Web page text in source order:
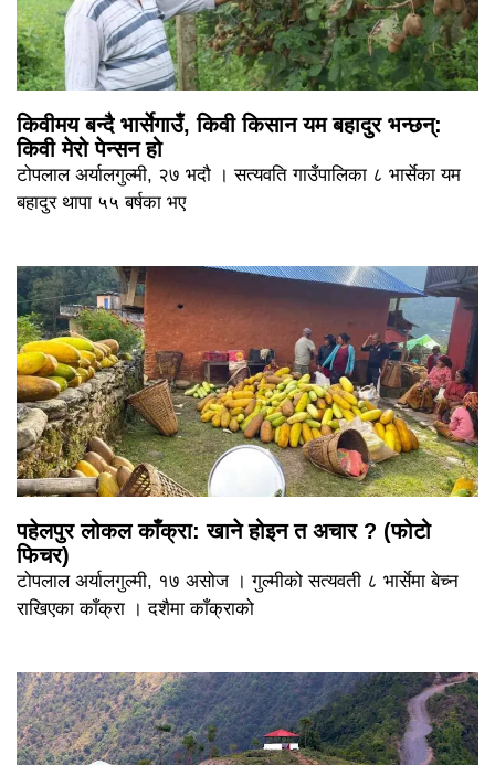
किवीमय बन्दै भार्सेगाउँ, किवी किसान यम बहादुर भन्छन्:
किवी मेरो पेन्सन हो
टोपलाल अर्यालगुल्मी, २७ भदौ । सत्यवति गाउँपालिका ८ भार्सेका यम
बहादुर थापा ५५ बर्षका भए
पहेलपुर लोकल काँक्रा: खाने होइन त अचार ? (फोटो
फिचर)
टोपलाल अर्यालगुल्मी, १७ असोज । गुल्मीको सत्यवती ८ भार्सेमा बेच्न
राखिएका काँक्रा । दशैमा काँक्राको